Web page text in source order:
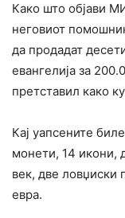
Како што објави
неговиот
да продадат
евангелија за
претставил како
Кај уапсените
монети, 14 икони,
век, две ловџиски
евра.